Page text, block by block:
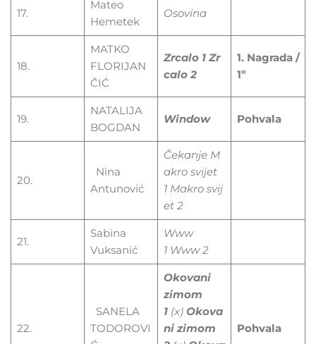
17.
Mateo
Hemetek
Osovina
18.
MATKO
FLORIJAN
ČIĆ
Zrcalo 1 Zr
calo 2
1. Nagrada /
1º
19.
NATALIJA
BOGDAN
Window Pohvala
20.
Nina
Antunović
Čekanje M
akro svijet
1 Makro svij
et 2
21.
Sabina
Vuksanić
Www
1 Www 2
22.
SANELA
TODOROVI
Okovani
zimom
1 (x) Okova
ni zimom
Pohvala